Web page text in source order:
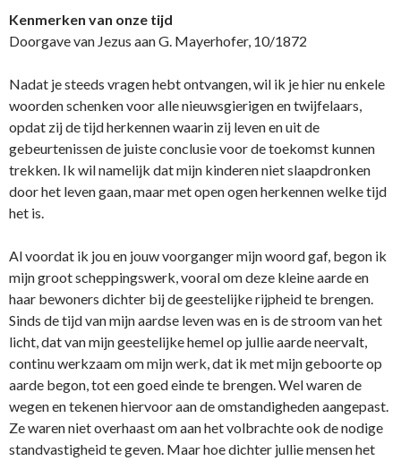
Kenmerken van onze tijd
Doorgave van Jezus aan G. Mayerhofer, 10/1872
Nadat je steeds vragen hebt ontvangen, wil ik je hier nu enkele
woorden schenken voor alle nieuwsgierigen en twijfelaars,
opdat zij de tijd herkennen waarin zij leven en uit de
gebeurtenissen de juiste conclusie voor de toekomst kunnen
trekken. Ik wil namelijk dat mijn kinderen niet slaapdronken
door het leven gaan, maar met open ogen herkennen welke tijd
het is.
Al voordat ik jou en jouw voorganger mijn woord gaf, begon ik
mijn groot scheppingswerk, vooral om deze kleine aarde en
haar bewoners dichter bij de geestelijke rijpheid te brengen.
Sinds de tijd van mijn aardse leven was en is de stroom van het
licht, dat van mijn geestelijke hemel op jullie aarde neervalt,
continu werkzaam om mijn werk, dat ik met mijn geboorte op
aarde begon, tot een goed einde te brengen. Wel waren de
wegen en tekenen hiervoor aan de omstandigheden aangepast.
Ze waren niet overhaast om aan het volbrachte ook de nodige
standvastigheid te geven. Maar hoe dichter jullie mensen het